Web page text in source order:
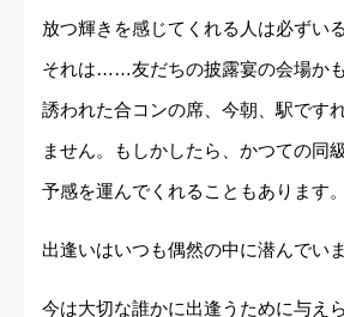
放つ輝きを感じてくれる人は必ずい
それは……友だちの披露宴の会場か
誘われた合コンの席、今朝、駅です
ません。もしかしたら、かつての同
予感を運んでくれることもあります。
出逢いはいつも偶然の中に潜んでいま
今は大切な誰かに出逢うために与え